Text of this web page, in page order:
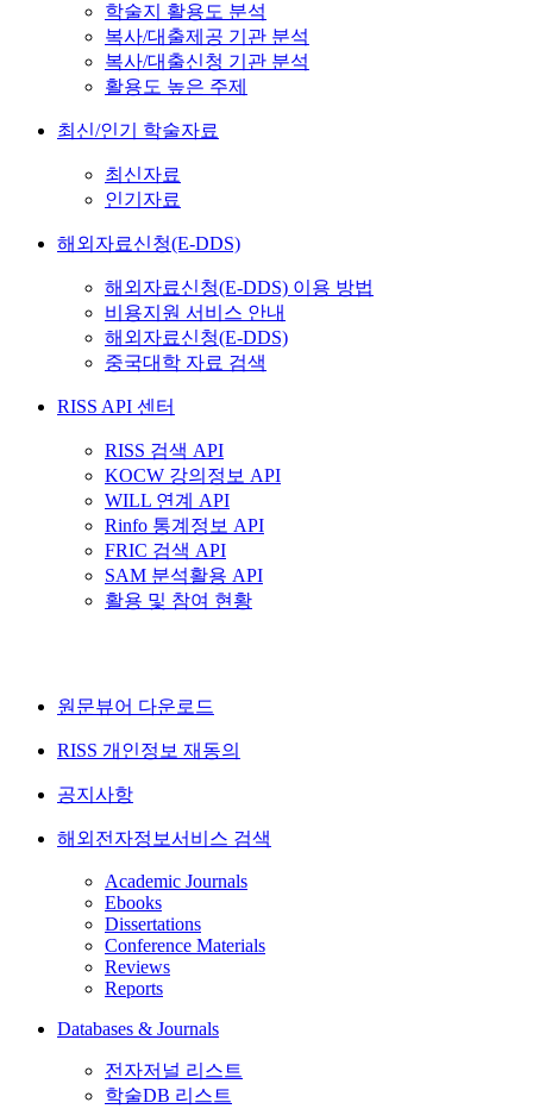
학술지 활용도 분석
복사/대출제공 기관 분석
복사/대출신청 기관 분석
활용도 높은 주제
최신/인기 학술자료
최신자료
인기자료
해외자료신청(E-DDS)
해외자료신청(E-DDS) 이용 방법
비용지원 서비스 안내
해외자료신청(E-DDS)
중국대학 자료 검색
RISS API 센터
RISS 검색 API
KOCW 강의정보 API
WILL 연계 API
Rinfo 통계정보 API
FRIC 검색 API
SAM 분석활용 API
활용 및 참여 현황
원문뷰어 다운로드
RISS 개인정보 재동의
공지사항
해외전자정보서비스 검색
Academic Journals
Ebooks
Dissertations
Conference Materials
Reviews
Reports
Databases & Journals
전자저널 리스트
학술DB 리스트